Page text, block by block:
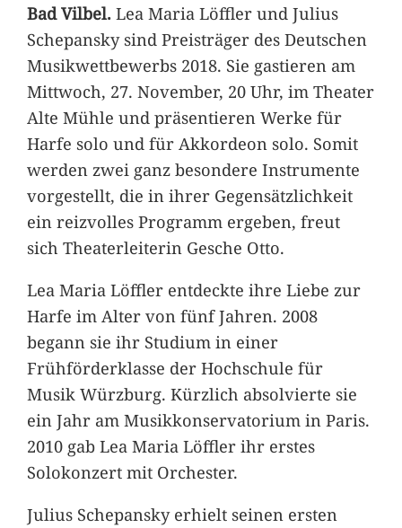
Bad Vilbel.Lea Maria Löffler und Julius
Schepansky sind Preisträger des Deutschen
Musikwettbewerbs 2018. Sie gastieren am
Mittwoch, 27. November, 20 Uhr, im Theater
Alte Mühle und präsentieren Werke für
Harfe solo und für Akkordeon solo. Somit
werden zwei ganz besondere Instrumente
vorgestellt, die in ihrer Gegensätzlichkeit
ein reizvolles Programm ergeben, freut
sich Theaterleiterin Gesche Otto.
Lea Maria Löffler entdeckte ihre Liebe zur
Harfe im Alter von fünf Jahren. 2008
begann sie ihr Studium in einer
Frühförderklasse der Hochschule für
Musik Würzburg. Kürzlich absolvierte sie
ein Jahr am Musikkonservatorium in Paris.
2010 gab Lea Maria Löffler ihr erstes
Solokonzert mit Orchester.
Julius Schepansky erhielt seinen ersten